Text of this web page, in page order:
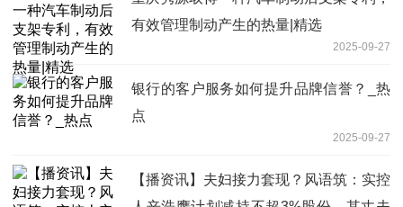
有效管理制动产生的热量|精选
2025-09-27
银行的客户服务如何提升品牌信誉？_热
点
2025-09-27
【播资讯】夫妇接力套现？风语筑：实控